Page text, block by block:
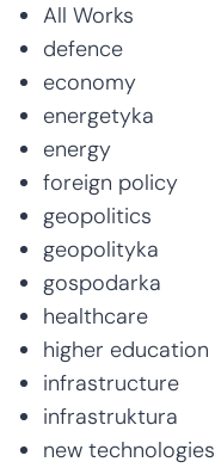
All Works
defence
economy
energetyka
energy
foreign policy
geopolitics
geopolityka
gospodarka
healthcare
higher education
infrastructure
infrastruktura
new technologies